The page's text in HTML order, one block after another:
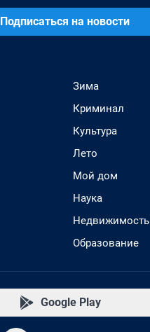
Подписаться на новости
Зима
Криминал
Культура
Лето
Мой дом
Наука
Недвижимость
Образование
Google Play